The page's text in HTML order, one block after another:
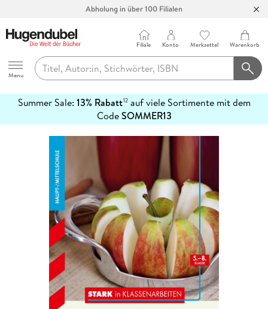
Abholung in über 100 Filialen
Hugendubel
Menu
Filiale Konto Merkzettel Warenkorb
Summer Sale: 13% Rabatt12auf viele Sortimente mit dem
CodeSOMMER13
erfahren